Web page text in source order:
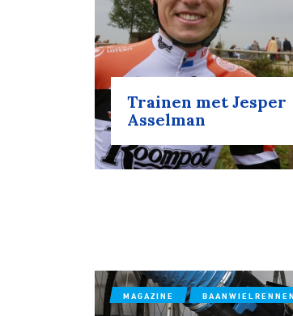
Trainen met Jesper
Asselman
MAGAZINE BAANWIELRENNEN